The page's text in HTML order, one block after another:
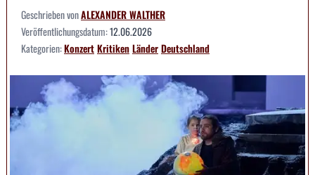
Geschrieben vonALEXANDER WALTHER
Veröffentlichungsdatum:12.06.2026
Kategorien:KonzertKritikenLänderDeutschland